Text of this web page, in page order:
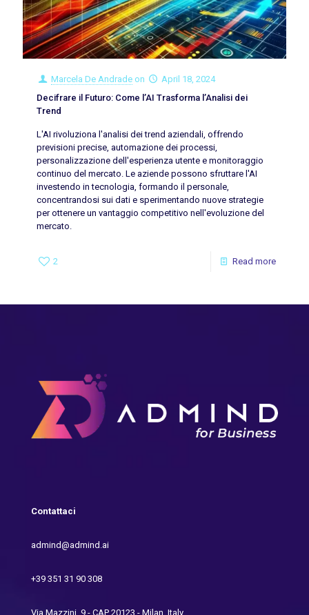
Marcela De Andrade on
April 18, 2024
Decifrare il Futuro: Come l’AI Trasforma l’Analisi dei
Trend
L'AI rivoluziona l'analisi dei trend aziendali, offrendo
previsioni precise, automazione dei processi,
personalizzazione dell'esperienza utente e monitoraggio
continuo del mercato. Le aziende possono sfruttare l'AI
investendo in tecnologia, formando il personale,
concentrandosi sui dati e sperimentando nuove strategie
per ottenere un vantaggio competitivo nell'evoluzione del
mercato.
2 Read more
Contattaci
admind@admind.ai
+39 351 31 90 308
Via Mazzini, 9 - CAP 20123 - Milan, Italy